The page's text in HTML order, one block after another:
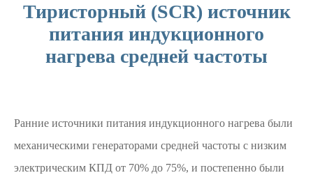
Тиристорный (SCR) источник
питания индукционного
нагрева средней частоты
Ранние источники питания индукционного нагрева были
механическими генераторами средней частоты с низким
электрическим КПД от 70% до 75%, и постепенно были